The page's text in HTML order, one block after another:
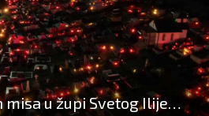
misa u župi Svetog Ilije